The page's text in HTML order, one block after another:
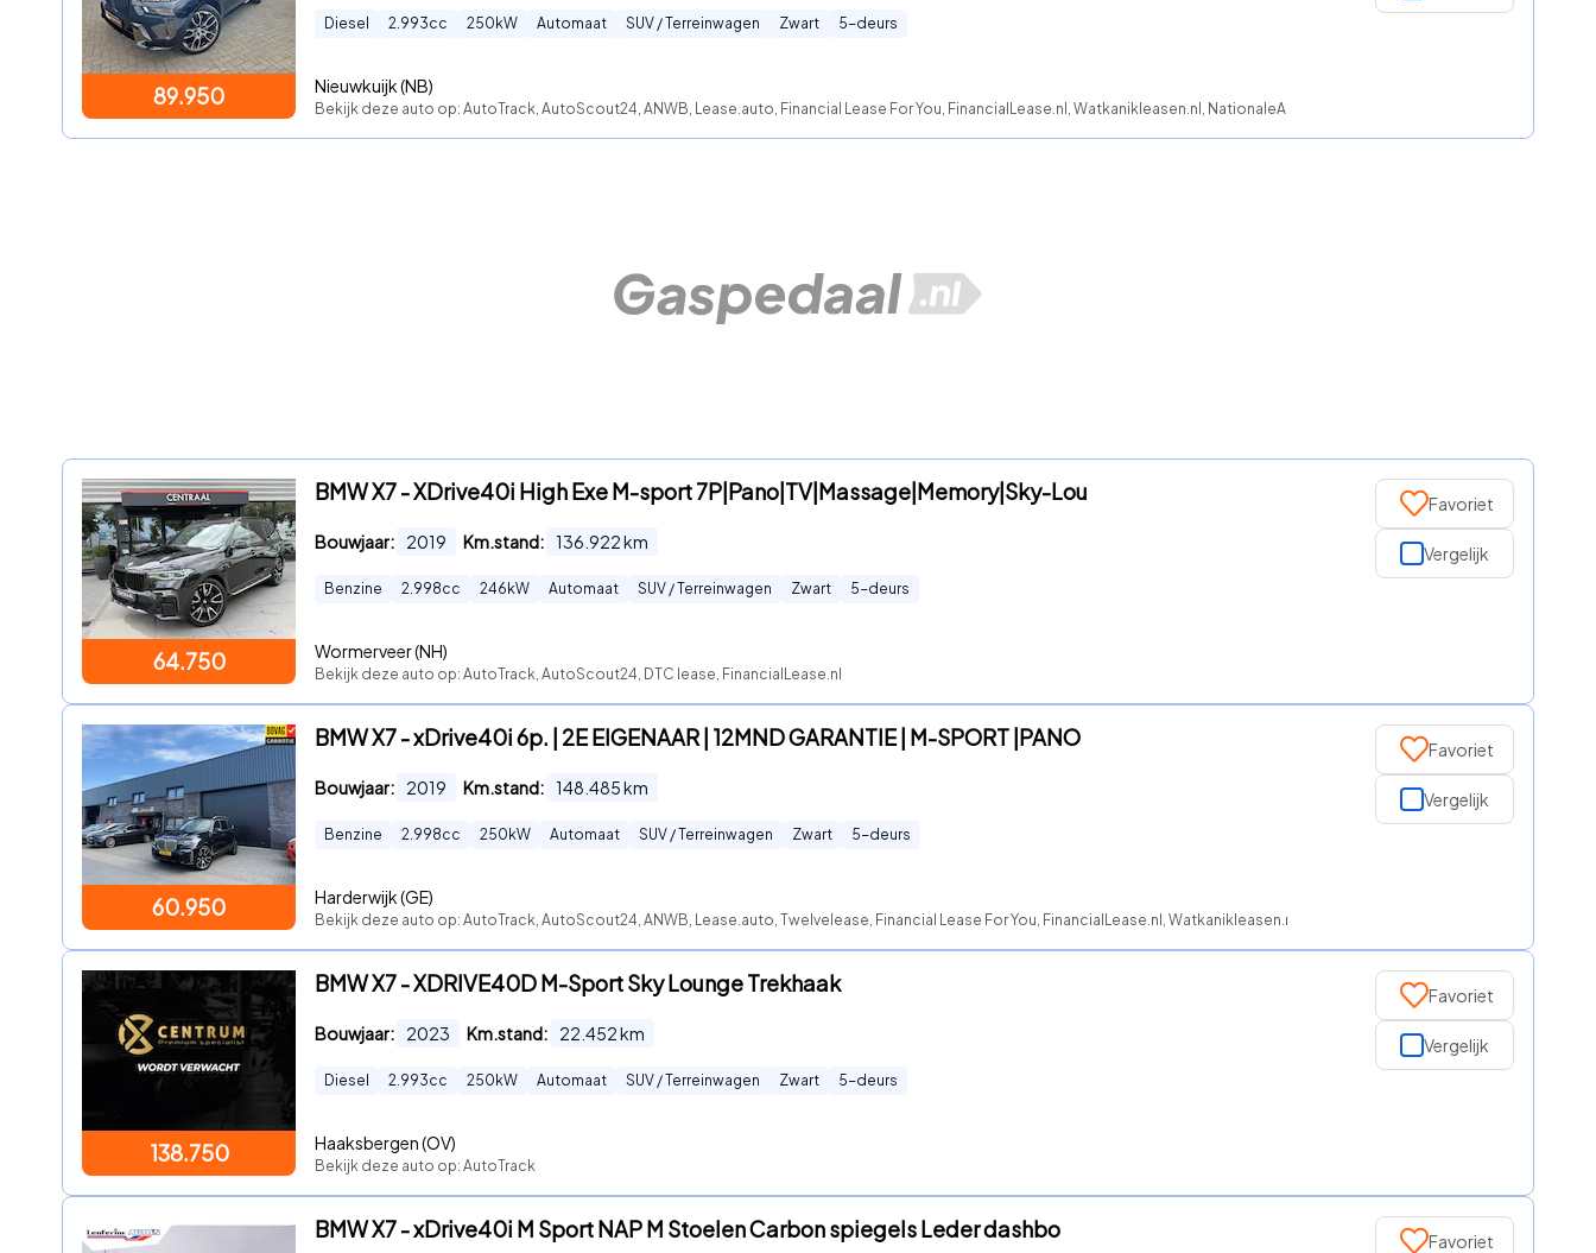
89.950
Diesel 2.993cc 250 kW Automaat SUV / Terreinwagen Zwart 5-deurs
Nieuwkuijk (NB)
Bekijk deze auto op: AutoTrack, AutoScout24, ANWB, Lease.auto, Financial Lease For You, FinancialLease.nl, Watkanikleasen.nl, NationaleAutolease, Regeljelease, ROS finance
64.750
BMW X7 - XDrive40i High Exe M-sport 7P|Pano|TV|Massage|Memory|Sky-Lou
Bouwjaar: 2019 Km.stand: 136.922km
Benzine 2.998cc 246 kW Automaat SUV / Terreinwagen Zwart 5-deurs
Wormerveer (NH)
Bekijk deze auto op: AutoTrack, AutoScout24, DTC lease, FinancialLease.nl
Favoriet
Vergelijk
60.950
BMW X7 - xDrive40i 6p. | 2E EIGENAAR | 12MND GARANTIE | M-SPORT |PANO
Bouwjaar: 2019 Km.stand: 148.485km
Benzine 2.998cc 250 kW Automaat SUV / Terreinwagen Zwart 5-deurs
Harderwijk (GE)
Bekijk deze auto op: AutoTrack, AutoScout24, ANWB, Lease.auto, Twelvelease, Financial Lease For You, FinancialLease.nl, Watkanikleasen.nl, NationaleAutolease, Regeljelease, ROS
Favoriet
Vergelijk
138.750
BMW X7 - XDRIVE40D M-Sport Sky Lounge Trekhaak
Bouwjaar: 2023 Km.stand: 22.452km
Diesel 2.993cc 250 kW Automaat SUV / Terreinwagen Zwart 5-deurs
Haaksbergen (OV)
Bekijk deze auto op: AutoTrack
Favoriet
Vergelijk
BMW X7 - xDrive40i M Sport NAP M Stoelen Carbon spiegels Leder dashbo Favoriet